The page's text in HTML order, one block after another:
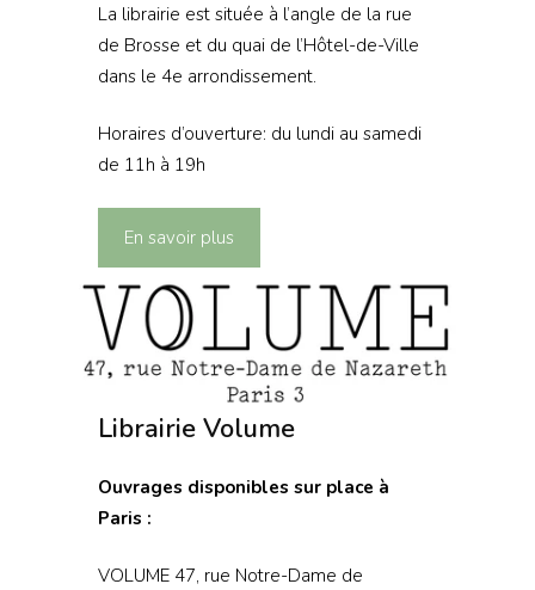
La librairie est située à l’angle de la rue
de Brosse et du quai de l’Hôtel-de-Ville
dans le 4e arrondissement.
Horaires d’ouverture: du lundi au samedi
de 11h à 19h
En savoir plus
Librairie Volume
Ouvrages disponibles sur place à
Paris :
VOLUME 47, rue Notre-Dame de